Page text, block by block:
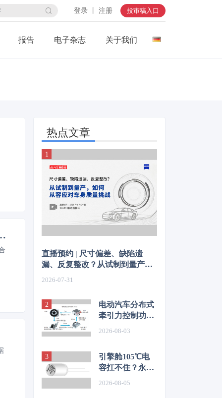
登录 丨 注册 投审稿入口
报告 电子杂志 关于我们
条件（2024年本）》公开征求意见
热点文章
直播预约 | 尺寸偏差、缺陷遗
漏、反复整改？从试制到量产，
2026-07-31
电动汽车分布式
牵引力控制功能
2026-08-03
引擎舱105℃电
容扛不住？永铭
2026-08-05